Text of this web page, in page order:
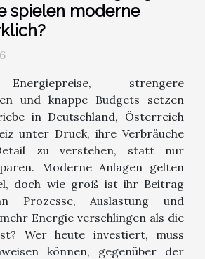
spielen moderne
strengere
und knappe Budgets setzen
in Deutschland, Österreich
unter Druck, ihre Verbräuche
zu verstehen, statt nur
Moderne Anlagen gelten
doch wie groß ist ihr Beitrag
Prozesse, Auslastung und
Energie verschlingen als die
Wer heute investiert, muss
können, gegenüber der